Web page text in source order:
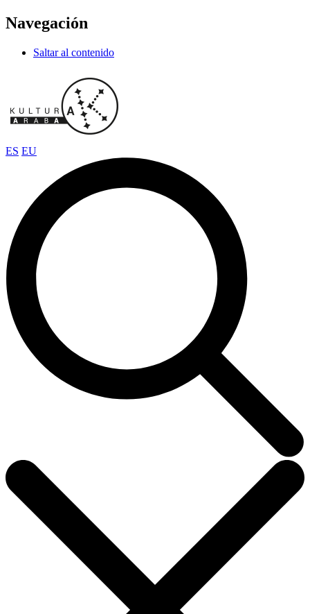
Navegación
Saltar al contenido
ES EU